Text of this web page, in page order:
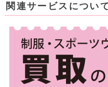
関連サービスについ